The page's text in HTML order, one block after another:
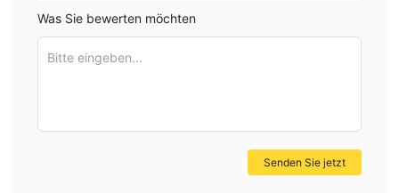
Was Sie bewerten möchten
Bitte eingeben...
Senden Sie jetzt